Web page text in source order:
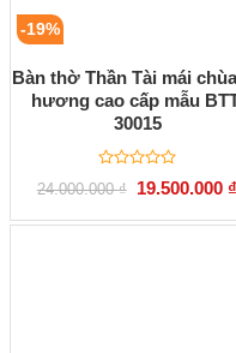
-19%
Bàn thờ Thần Tài mái
hương cao cấp mẫu
30015
Được
xếp
0
24.000.000₫
Giá
là:
19.500.000 ₫